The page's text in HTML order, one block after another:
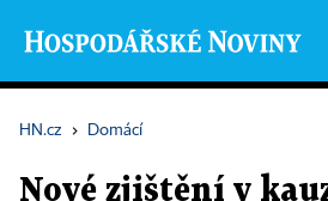
HN.cz › Domácí
Nové zjištění v